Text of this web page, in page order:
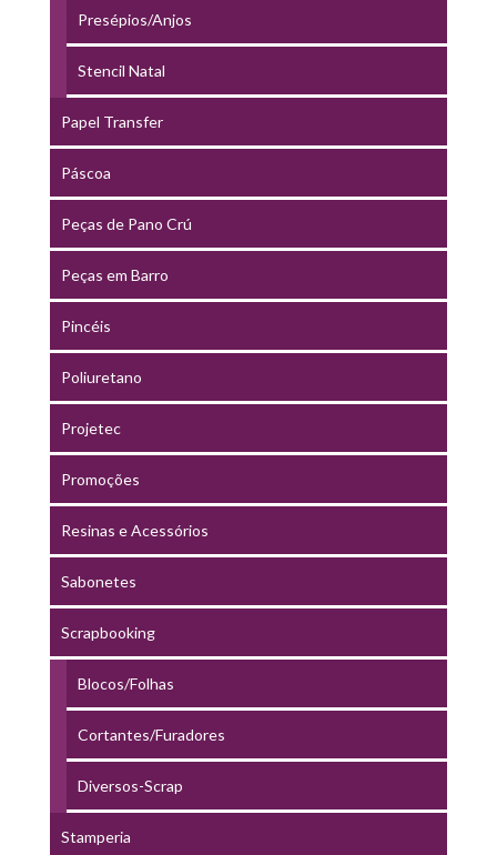
Presépios/Anjos
Stencil Natal
Papel Transfer
Páscoa
Peças de Pano Crú
Peças em Barro
Pincéis
Poliuretano
Projetec
Promoções
Resinas e Acessórios
Sabonetes
Scrapbooking
Blocos/Folhas
Cortantes/Furadores
Diversos-Scrap
Stamperia